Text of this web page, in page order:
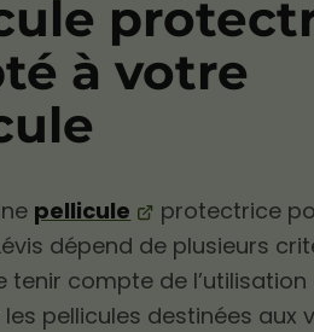
à votre
pellicule
protectrice
dépend de plusieurs
tenir compte de
pellicules destinées aux